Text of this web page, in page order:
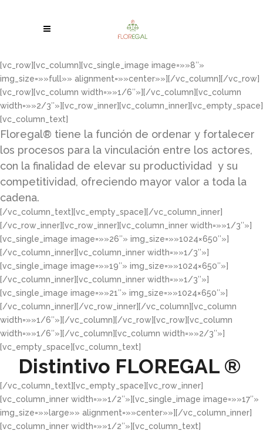
[vc_row][vc_column][vc_single_image image=»»8″»
img_size=»»full»» alignment=»»center»»][/vc_column][/vc_row]
[vc_row][vc_column width=»»1/6″»][/vc_column][vc_column
width=»»2/3″»][vc_row_inner][vc_column_inner][vc_empty_space]
[vc_column_text]
Floregal® tiene la función de ordenar y fortalecer
los procesos para la vinculación entre los actores,
con la finalidad de elevar su productividad y su
competitividad, ofreciendo mayor valor a toda la
cadena.
[/vc_column_text][vc_empty_space][/vc_column_inner]
[/vc_row_inner][vc_row_inner][vc_column_inner width=»»1/3″»]
[vc_single_image image=»»26″» img_size=»»1024×650″»]
[/vc_column_inner][vc_column_inner width=»»1/3″»]
[vc_single_image image=»»19″» img_size=»»1024×650″»]
[/vc_column_inner][vc_column_inner width=»»1/3″»]
[vc_single_image image=»»21″» img_size=»»1024×650″»]
[/vc_column_inner][/vc_row_inner][/vc_column][vc_column
width=»»1/6″»][/vc_column][/vc_row][vc_row][vc_column
width=»»1/6″»][/vc_column][vc_column width=»»2/3″»]
[vc_empty_space][vc_column_text]
Distintivo FLOREGAL ®
[/vc_column_text][vc_empty_space][vc_row_inner]
[vc_column_inner width=»»1/2″»][vc_single_image image=»»17″»
img_size=»»large»» alignment=»»center»»][/vc_column_inner]
[vc_column_inner width=»»1/2″»][vc_column_text]